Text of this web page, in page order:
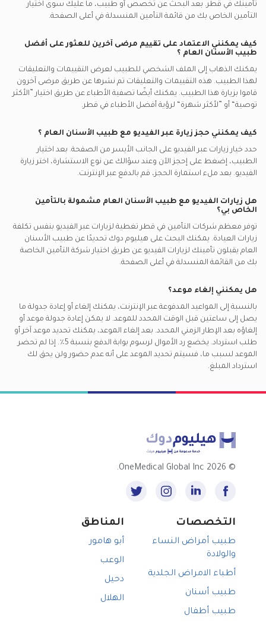
تأمينك في قطر. بعد البحث عن تخصص أو طبيب، ما عليك سوى اختيار
التأمين الخاص بك من قائمة التأمين المنسدلة في أعلى الصفحة.
كيف يمكنني الاعتماد على تقييم مرضى آخرين للعثور على أفضل
طبيب الأسنان العام ؟
يمكنك الذهاب إلى الملف الشخصي للطبيب لعرض التقييمات والتعليقات
لهذا الطبيب. هذه التقييمات والتعليقات تم نشرها عن طريق مرضى آخرون
قاموا بزيارة هذا الطبيب. يمكنك أيضًا تصفية الأطباء عن طريق اختيار ”الأكثر
توصية“ أو ”لأكثر شهرة“ لرؤية أفضل الأطباء في قطر.
كيف يمكنني حجز زيارة عبر الفيديو مع طبيب الأسنان العام ؟
حدد خيار زيارات عبر الفيديو على الجانب الأيسر من الصفحة. بعد اختيار
الطبيب، إضغط على إحجز الآن وعند سؤالك عن نوع الاستشارة، اختر زيارة
الفيديو. بعد ملء استمارة الحجز، قم بالدفع عبر الإنترنت.
هل زيارات الفيديو مع طبيب الأسنان العام مشمولة بالتأمين
الخاص بي؟
توفر معظم شركات التأمين في قطر تغطية لزيارات عبر الفيديو بنفس تكلفة
زيارات العيادة. يمكنك البحث على هيليوم دوك تحديدًا عن طبيب الأسنان
العام يقبلون تأمينك لزيارات الفيديو عن طريق اختيار شركة التأمين الخاصة
بك من القائمة المنسدلة في أعلى الصفحة.
هل يمكنني إلغاء موعد؟
بالنسبة إلى المواعيد المدفوعة عبر الإنترنت، يمكنك إلغاء أو إعادة جدولة ما
يصل إلى ساعتين قبل الوقت المحدد للموعد. لا يمكن إعادة جدولة موعد أو
إلغاؤه بعد الإطار الزمني المحدد. بعد إلغاء الموعد، يمكنك تحديد موعد آخر أو
طلب استرداد. يخضع رد الأموال لرسوم بوابة الدفع بنسبة 5٪. إذا لم تحضر
الموعد لسبب ما، فسيتم تحديد الموعد على أنه عدم حضور ولن يحق لك
استرداد المبلغ.
©
2026 OneMedical Global Inc.
التخصصات
طبيب أمراض النساء
والولادة
أطباء الامراض الجلدية
طبيب أسنان
طبيب أطفال
المناطق
أبو هامور
الوعب
دحيل
الهلال